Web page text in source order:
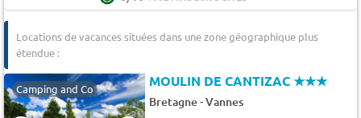
Locations de vacances situées dans une zone géographique plus
étendue :
Camping and Co MOULIN DE CANTIZAC★★★
Bretagne-Vannes